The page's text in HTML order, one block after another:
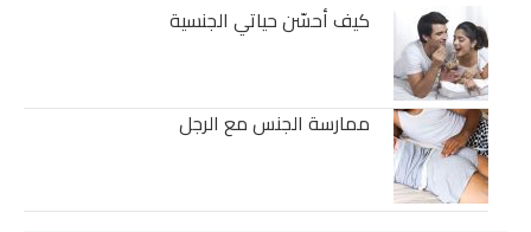
كيف أحسّن حياتي الجنسية
ممارسة الجنس مع الرجل